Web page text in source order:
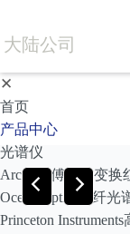
大陆公司
✕
首页
产品中心
光谱仪
Arcoptix傅里叶变换
Ocean Optics光纤光
Princeton